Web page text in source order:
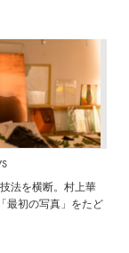
技法を横断。村上華
最初の写真」をたど